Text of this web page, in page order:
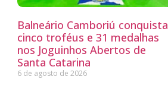
Balneário Camboriú conquista
cinco troféus e 31 medalhas
nos Joguinhos Abertos de
Santa Catarina
6 de agosto de 2026